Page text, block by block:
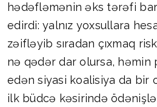
hədəfləmənin əks tərəfi
edirdi: yalnız yoxsullara
zəifləyib sıradan çıxmaq riski
nə qədər dar olursa, həmin
edən siyasi koalisiya da bir
ilk büdcə kəsirində